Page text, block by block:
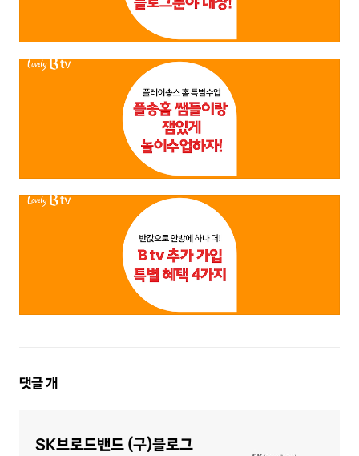
댓
댓글개
SK브로드밴드 (구)블로그